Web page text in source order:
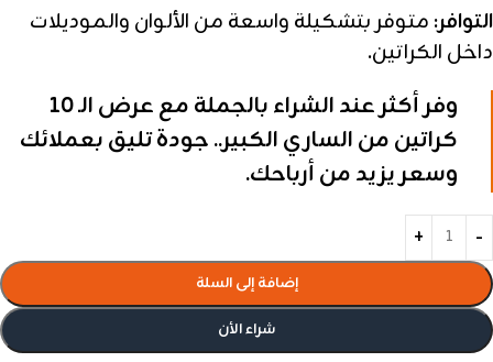
التوافر: متوفر بتشكيلة واسعة من الألوان والموديلات
داخل الكراتين.
وفر أكثر عند الشراء بالجملة مع عرض الـ 10
كراتين من الساري الكبير.. جودة تليق بعملائك
وسعر يزيد من أرباحك.
إضافة إلى السلة
شراء الأن